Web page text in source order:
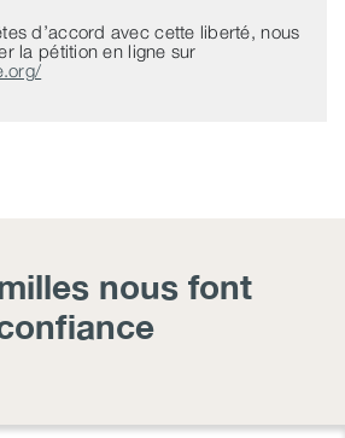
d’accord avec cette liberté, nous
la pétition en ligne sur
nous font